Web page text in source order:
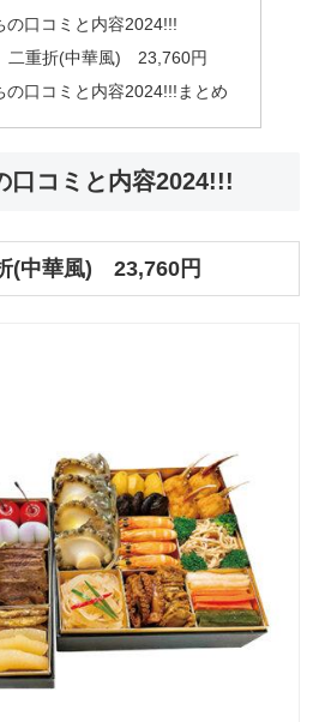
の口コミと内容2024!!!
二重折(中華風) 23,760円
の口コミと内容2024!!!まとめ
口コミと内容2024!!!
(中華風) 23,760円